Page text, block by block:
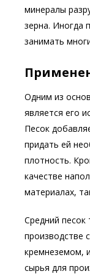
минералы
зерна. Иногда
занимать
Одним из
является его
Песок
придать ей
плотность.
качестве
материалах,
Средний песок
производстве
кремнеземом,
сырья для